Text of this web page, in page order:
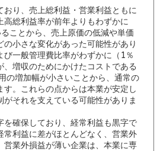
おり、売上総利益・営業利益ともに
高総利益率が前年よりもわずかに
ことから、売上原価の低減や単価
の小さな変化があった可能性があり
び一般管理費比率がわずかに（1％
増収のためにかけたコストである
の増加幅が小さいことから、通常の
。これらの点からは本業が安定し
がそれを支えている可能性がありま
を確保しており、経常利益も黒字で
常利益に差がほとんどなく、営業外
営業外損益が薄い企業は、本業に専